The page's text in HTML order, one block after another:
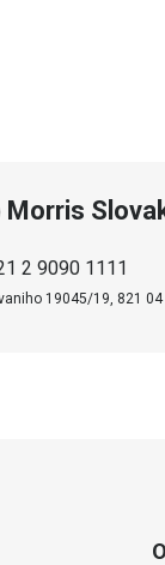
Morris
2 9090 1111
19045/19, 821